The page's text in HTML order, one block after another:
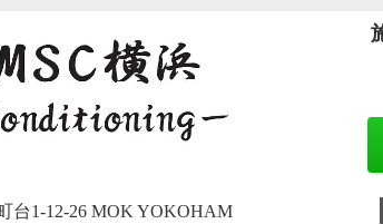
台1-12-26 MOK YOKOHAM